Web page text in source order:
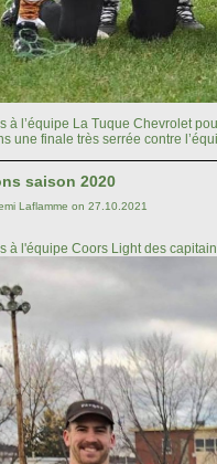
à l’équipe La Tuque Chevrolet